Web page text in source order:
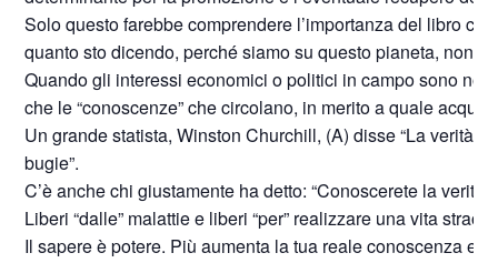
Solo questo farebbe comprendere l’importanza del libro
quanto sto dicendo, perché siamo su questo pianeta, non
Quando gli interessi economici o politici in campo sono
che le “conoscenze” che circolano, in merito a quale
Un grande statista, Winston Churchill, (A) disse “La verità
bugie”.
C’è anche chi giustamente ha detto: “Conoscerete la verità
Liberi “dalle” malattie e liberi “per” realizzare una vita
Il sapere è potere. Più aumenta la tua reale conoscenza e